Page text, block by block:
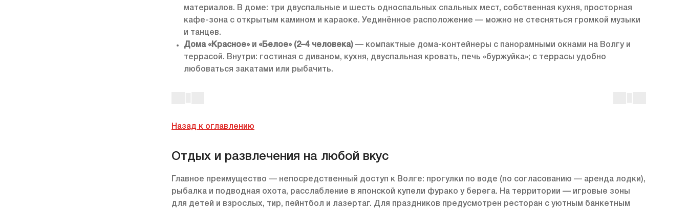
материалов. В доме: три двуспальные и шесть односпальных спальных мест, собственная кухня, просторная
кафе-зона с открытым камином и караоке. Уединённое расположение — можно не стесняться громкой музыки
и танцев.
Дома «Красное» и «Белое» (2–4 человека) — компактные дома-контейнеры с панорамными окнами на Волгу и
террасой. Внутри: гостиная с диваном, кухня, двуспальная кровать, печь «буржуйка»; с террасы удобно
любоваться закатами или рыбачить.
Назад к оглавлению
Отдых и развлечения на любой вкус
Главное преимущество — непосредственный доступ к Волге: прогулки по воде (по согласованию — аренда лодки),
рыбалка и подводная охота, расслабление в японской купели фурако у берега. На территории — игровые зоны
для детей и взрослых, тир, пейнтбол и лазертаг. Для праздников предусмотрен ресторан с уютным банкетным